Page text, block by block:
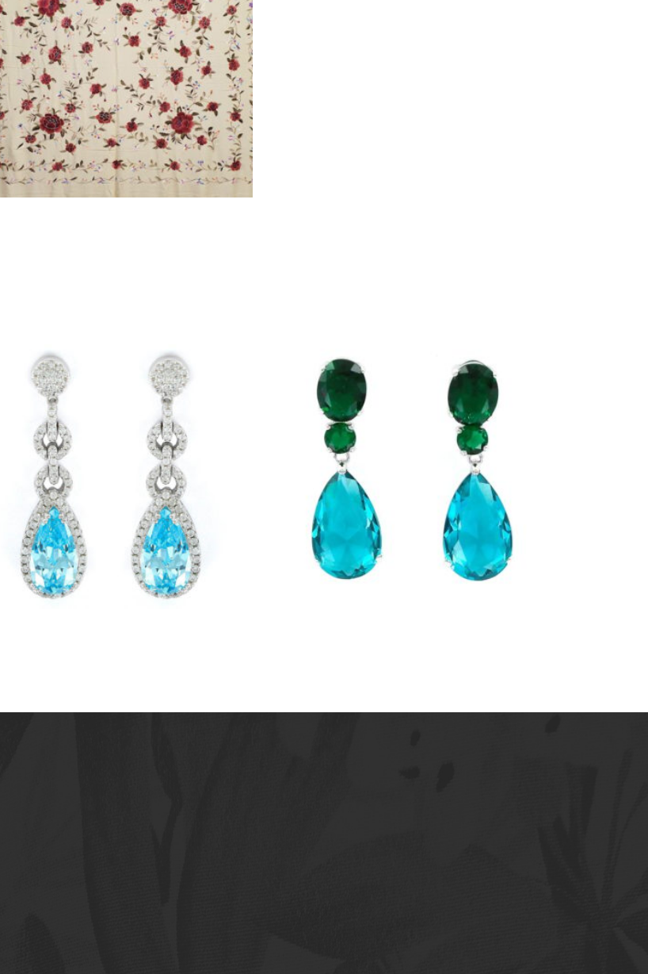
MANTON DE SEDA NATURAL
VAINILLA BORDADO A MANO
COLORES
720,00€
PENDIENTES DE CIRCONITAS
CON GOTA AGUAMARINA
PENDIENTES DE PIEDRA VERDE
Y AGUAMARINA FACETADO CON